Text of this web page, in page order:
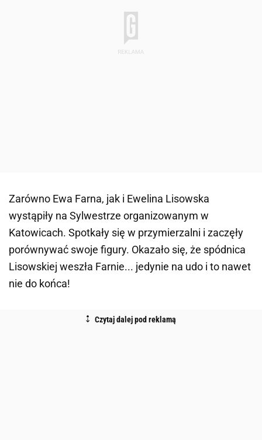
Zarówno Ewa Farna, jak i Ewelina Lisowska
wystąpiły na Sylwestrze organizowanym w
Katowicach. Spotkały się w przymierzalni i zaczęły
porównywać swoje figury. Okazało się, że spódnica
Lisowskiej weszła Farnie... jedynie na udo i to nawet
nie do końca!